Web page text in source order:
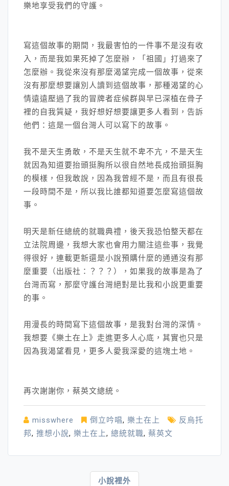
樂地享受我們的守護。
寫這個故事的期間，我最害怕的一件事不是沒有收
入，而是我如果死掉了怎麼辦，「祖國」打過來了
怎麼辦。我從來沒有那麼渴望完成一個故事，從來
沒有那麼想要讓別人讀到這個故事，那種渴望的心
情遠遠壓過了我的冒牌者症候群與早已深植在骨子
裡的自我質疑，我好想好想要讓更多人看到，告訴
他們：這是一個台灣人可以寫下的故事。
我不是天生勇敢，不是天生就不卑不亢，不是天生
就因為知道要抬頭挺胸所以很自然地長成抬頭挺胸
的模樣，但我敢說，因為我曾經不是，而且有很長
一段時間不是，所以我比誰都知道要怎麼寫這個故
事。
明天是新任總統的就職典禮，後天我恐怕整天都在
立法院周邊，我想大家也會用力關注這些事，我覺
得很好，連載更新還是小說預購什麼的通通沒有那
麼重要（出版社：？？？），如果我的故事是為了
台灣而寫，那麼守護台灣絕對是比我和小說更重要
的事。
用漫長的時間寫下這個故事，是我對台灣的深情。
我想要《樂土在上》走進更多人心底，其實也只是
因為我渴望看見，更多人愛我深愛的這塊土地。
再次謝謝你，蔡英文總統。
misswhere 倒立吟唱, 樂土在上
反烏托
邦, 推想小說, 樂土在上, 總統就職, 蔡英文
小說裡外